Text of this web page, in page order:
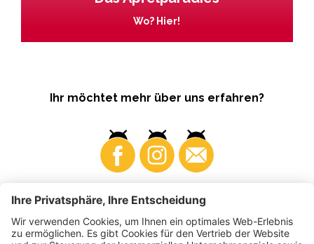
Wo? Hier!
Ihr möchtet mehr über uns erfahren?
Business Produzenten